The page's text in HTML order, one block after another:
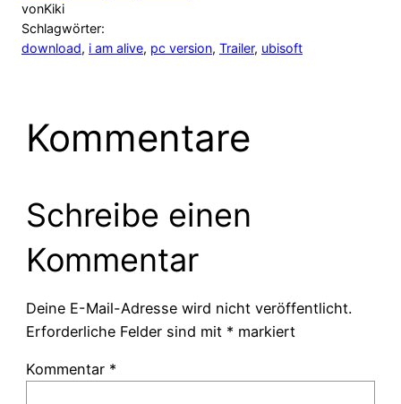
vonKiki
Schlagwörter:
download, i am alive, pc version, Trailer, ubisoft
Kommentare
Schreibe einen
Kommentar
Deine E-Mail-Adresse wird nicht veröffentlicht.
Erforderliche Felder sind mit * markiert
Kommentar *